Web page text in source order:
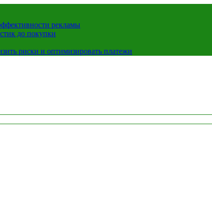
рекламы
до покупки
риски и оптимизировать платежи